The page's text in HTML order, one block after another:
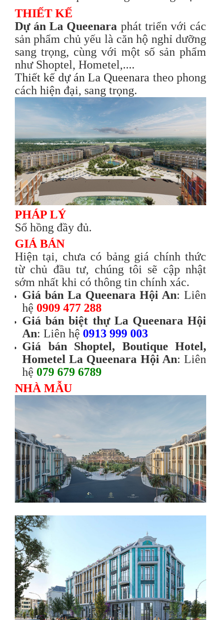
THIẾT KẾ
Dự án La Queenara phát triển với các
sản phẩm chủ yếu là căn hộ nghỉ dưỡng
sang trọng, cùng với một số sản phẩm
như Shoptel, Hometel,....
Thiết kế dự án La Queenara theo phong
cách hiện đại, sang trọng.
PHÁP LÝ
Sổ hồng đầy đủ.
GIÁ BÁN
Hiện tại, chưa có bảng giá chính thức
từ chủ đầu tư, chúng tôi sẽ cập nhật
sớm nhất khi có thông tin chính xác.
Giá bán La Queenara Hội An: Liên
hệ 0909 477 288
Giá bán biệt thự La Queenara Hội
An: Liên hệ 0913 999 003
Giá bán Shoptel, Boutique Hotel,
Hometel La Queenara Hội An: Liên
hệ 079 679 6789
NHÀ MẪU